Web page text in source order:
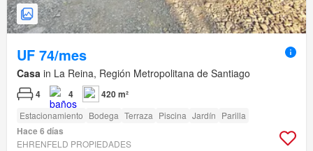
UF 74/mes
Casa in La Reina, Región Metropolitana de Santiago
4 4 420 m²
Estacionamiento Bodega Terraza Piscina Jardín Parilla
Hace 6 días
EHRENFELD PROPIEDADES